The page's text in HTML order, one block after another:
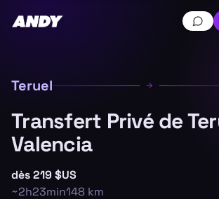
Teruel
Transfert Privé de
Valencia
dès219 $US
~2h23min148 km